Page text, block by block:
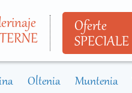
Oferte
SPECIALE
Oltenia Muntenia